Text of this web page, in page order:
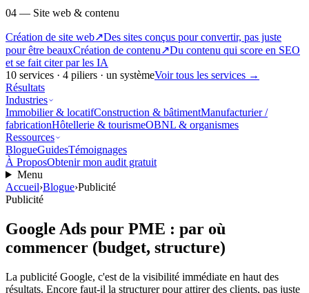
04 — Site web & contenu
Création de site web↗Des sites conçus pour convertir, pas juste
pour être beauxCréation de contenu↗Du contenu qui score en SEO
et se fait citer par les IA
10 services · 4 piliers · un systèmeVoir tous les services →
Résultats
Industries
Immobilier & locatifConstruction & bâtimentManufacturier /
fabricationHôtellerie & tourismeOBNL & organismes
Ressources
BlogueGuidesTémoignages
À ProposObtenir mon audit gratuit
Menu
Accueil›Blogue›Publicité
Publicité
Google Ads pour PME : par où
commencer (budget, structure)
La publicité Google, c'est de la visibilité immédiate en haut des
résultats. Encore faut-il la structurer pour attirer des clients, pas juste